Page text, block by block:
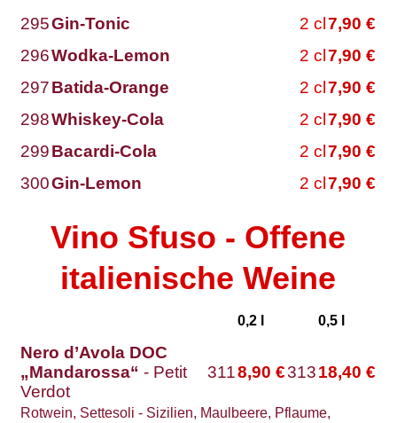
295Gin-Tonic 2 cl 7,90 €
296Wodka-Lemon 2 cl 7,90 €
297Batida-Orange 2 cl 7,90 €
298Whiskey-Cola 2 cl 7,90 €
299Bacardi-Cola 2 cl 7,90 €
300Gin-Lemon 2 cl 7,90 €
Vino Sfuso - Offene
italienische Weine
0,2 l 0,5 l
Nero d’Avola DOC
„Mandarossa“ - Petit
Verdot
3118,90 €31318,40 €
Rotwein, Settesoli - Sizilien, Maulbeere, Pflaume,